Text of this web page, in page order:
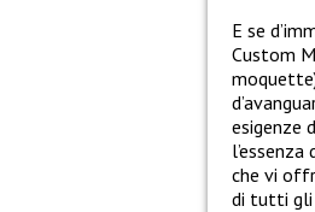
E se
Custom
esigenze
che vi
di tutti gli